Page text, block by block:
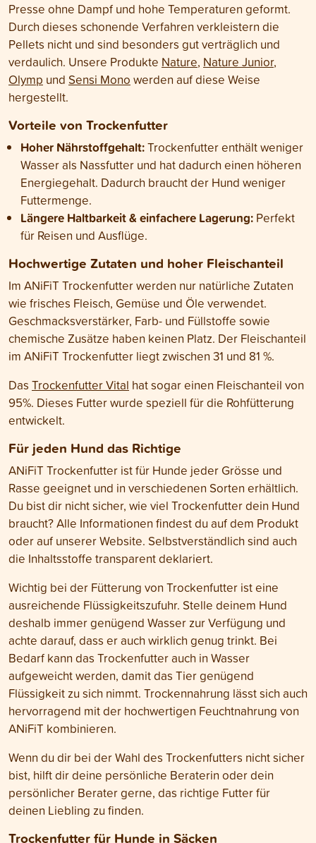
Presse ohne Dampf und hohe Temperaturen geformt.
Durch dieses schonende Verfahren verkleistern die
Pellets nicht und sind besonders gut verträglich und
verdaulich. Unsere Produkte Nature, Nature Junior,
Olymp und Sensi Mono werden auf diese Weise
hergestellt.
Vorteile von Trockenfutter
Hoher Nährstoffgehalt:Trockenfutter enthält weniger
Wasser als Nassfutter und hat dadurch einen höheren
Energiegehalt. Dadurch braucht der Hund weniger
Futtermenge.
Längere Haltbarkeit & einfachere Lagerung: Perfekt
für Reisen und Ausflüge.
Hochwertige Zutaten und hoher Fleischanteil
Im ANiFiT Trockenfutter werden nur natürliche Zutaten
wie frisches Fleisch, Gemüse und Öle verwendet.
Geschmacksverstärker, Farb- und Füllstoffe sowie
chemische Zusätze haben keinen Platz. Der Fleischanteil
im ANiFiT Trockenfutter liegt zwischen 31 und 81 %.
Das Trockenfutter Vital hat sogar einen Fleischanteil von
95%. Dieses Futter wurde speziell für die Rohfütterung
entwickelt.
Für jeden Hund das Richtige
ANiFiT Trockenfutter ist für Hunde jeder Grösse und
Rasse geeignet und in verschiedenen Sorten erhältlich.
Du bist dir nicht sicher, wie viel Trockenfutter dein Hund
braucht? Alle Informationen findest du auf dem Produkt
oder auf unserer Website. Selbstverständlich sind auch
die Inhaltsstoffe transparent deklariert.
Wichtig bei der Fütterung von Trockenfutter ist eine
ausreichende Flüssigkeitszufuhr. Stelle deinem Hund
deshalb immer genügend Wasser zur Verfügung und
achte darauf, dass er auch wirklich genug trinkt. Bei
Bedarf kann das Trockenfutter auch in Wasser
aufgeweicht werden, damit das Tier genügend
Flüssigkeit zu sich nimmt. Trockennahrung lässt sich auch
hervorragend mit der hochwertigen Feuchtnahrung von
ANiFiT kombinieren.
Wenn du dir bei der Wahl des Trockenfutters nicht sicher
bist, hilft dir deine persönliche Beraterin oder dein
persönlicher Berater gerne, das richtige Futter für
deinen Liebling zu finden.
Trockenfutter für Hunde in Säcken